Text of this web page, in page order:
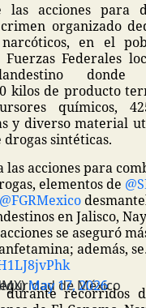
las acciones para
organizado
en el
Fuerzas Federales
donde
kilos de producto
químicos,
y diverso material
sintéticas.
las acciones para
elementos de
@FGRMexico
en Jalisco,
se aseguró
además,
May 17, 2026
durante recorridos